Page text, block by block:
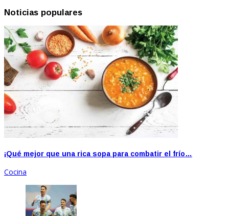
Noticias populares
¡Qué mejor que una rica sopa para combatir el frío…
Cocina